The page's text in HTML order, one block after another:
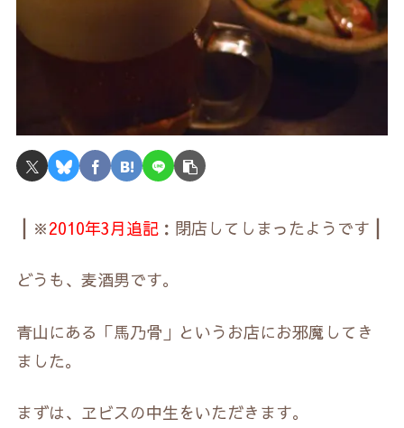
┃※2010年3月追記 ：閉店してしまったようです┃
どうも、麦酒男です。
青山にある「馬乃骨」というお店にお邪魔してき
ました。
まずは、ヱビスの中生をいただきます。